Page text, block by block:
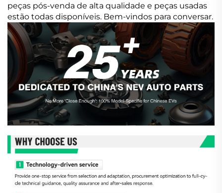
peças pós-venda de alta qualidade e peças usadas
estão todas disponíveis. Bem-vindos para conversar.